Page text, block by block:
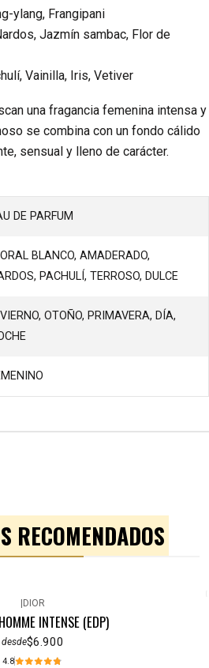
ylang, Frangipani
Jazmín sambac, Flor de
Vainilla, Iris, Vetiver
una fragancia femenina intensa y
se combina con un fondo cálido
sensual y lleno de carácter.
DE PARFUM
BLANCO, AMADERADO,
PACHULÍ, TERROSO, DULCE
OTOÑO, PRIMAVERA, DÍA,
RECOMENDADOS
DIOR
INTENSE (EDP)
desde$6.900
4.8